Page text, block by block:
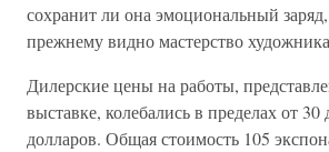
сохранит ли она эмоциональный
прежнему видно мастерство
Дилерские цены на работы,
выставке, колебались в пределах от 30
долларов. Общая стоимость 105